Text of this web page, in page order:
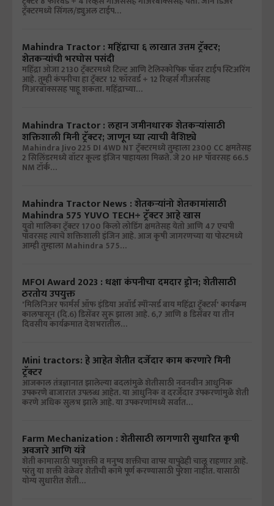
ट्रॅक्टरमध्ये सिंगल/ड्युअल टाईप…
Mahindra Tractor : महिंद्राचा ६ लाखात उत्तम ट्रॅक्टर;
शेतकऱ्यांची भरघोस पसंदी
महिंद्रा ओजा 2130 ट्रॅक्टरमध्ये टिल्ट आणि टेलिस्कोपिक पॉवर टाईप स्टिअरिंग
आहे. तुम्ही कंपनीचा हा ट्रॅक्टर 12 फॉरवर्ड + 12 रिव्हर्स गीअर्ससह
गिअरबॉक्ससह पाहू शकता. महिंद्राच्या…
Mahindra Tractor : लहान जमीनधारक शेतकऱ्यांसाठी
शक्तिशाली मिनी ट्रॅक्टर; जाणून घ्या त्याची वैशिष्ट्ये
Mahindra Jivo 225 DI 4WD NT ट्रॅक्टरमध्ये तुम्हाला 2300 CC क्षमतेसह
2 सिलिंडरमध्ये वॉटर कूल्ड इंजिन पाहायला मिळते. जे 20 HP पॉवरसह 66.5
NM टॉर्क…
Mahindra Tractor News : शेतकऱ्यांनो शेतकामांसाठी
Mahindra 575 YUVO TECH+ ट्रॅक्टर आहे खास
युवो मालिका ट्रॅक्टर 1700 किलो लोडिंग क्षमतेसह येतो आणि 47 एचपी
पॉवरसह त्याचे शक्तिशाली इंजिन आहे. आज कृषी जागरणच्या या पोस्टमध्ये
आम्ही तुम्हाला Mahindra 575…
MFOI Award 2023 : धक्षा कंपनीचा दमदार ड्रोन; शेतीसाठी
ठरतोय उपयुक्त
'मिलिनिअर फार्मर्स ऑफ इंडिया अवॉर्ड स्पॅांन्सर्ड बाय महिंद्रा ट्रॅक्टर्स' कार्यक्रम
कालपासून (दि.6) डिसेंबर सुरू झाला आहे. 6,7 आणि 8 डिसेंबर या तीन
दिवसीय कार्यक्रमात देशभरातील…
Mini tractors: हे आहेत शेतीत दर्जेदार काम करणारे मिनी
ट्रॅक्टर
आजकाल तंत्रज्ञानात झालेल्या बदलांमुळे शेतीसाठी नवनवीन आधुनिक
उपकरणे बाजारात उपलब्ध आहेत. या आधुनिक व दरर्जेदार उपकरणांमुळे शेती
करणे अधिक सुलभ झाले आहे. या उपकरणांमध्ये सर्वात…
Farm Mechanization : शेतीसाठी लागणारी सुधारित कृषी
अवजारे आणि यंत्रे
शेती कामासाठी पशुशक्ती व मनुष्य शक्तीचा वापर यापुढेही चालू राहणार आहे.
परंतु या शक्ती वेळेवर शेतीची कामे पूर्ण करण्यासाठी पुरेशा नाहीत. यासाठी
योग्य सुधारीत शेती…